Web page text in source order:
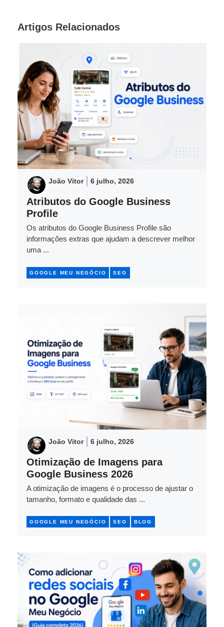
Artigos Relacionados
João Vitor 6 julho, 2026
Atributos do Google Business
Profile
Os atributos do Google Business Profile são
informações extras que ajudam a descrever melhor
uma ...
GOOGLE MEU NEGÓCIO SEO
João Vitor 6 julho, 2026
Otimização de Imagens para
Google Business 2026
A otimização de imagens é o processo de ajustar o
tamanho, formato e qualidade das ...
GOOGLE MEU NEGÓCIO SEO BLOG